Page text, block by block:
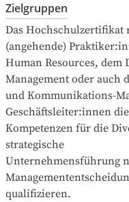
Zielgruppen
Das
(angehende)
Human Resources,
Management oder auch
und Kommunikations-
Geschäftsleiter:innen
Kompetenzen für die
strategische
Unternehmensführung
qualifizieren.